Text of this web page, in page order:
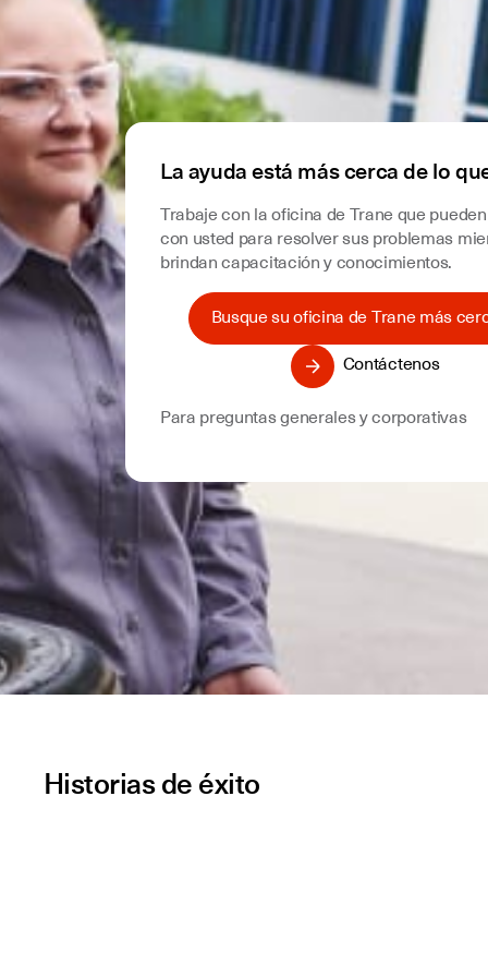
La ayuda está más cerca de lo
Trabaje con la oficina de Trane que
con usted para resolver sus problemas
brindan capacitación y conocimientos.
Busque su oficina de Trane más
Contáctenos
Para preguntas generales y corporativas
Historias de éxito